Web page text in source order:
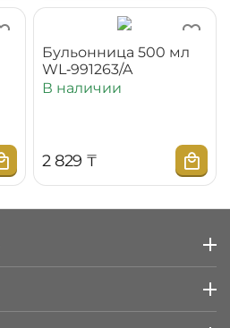
Бульонница 500 мл
WL‑991263/A
В наличии
2 829 ₸